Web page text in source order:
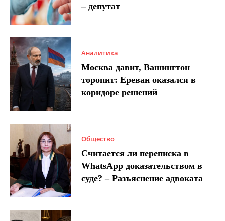
– депутат
Аналитика
Москва давит, Вашингтон
торопит: Ереван оказался в
коридоре решений
Общество
Считается ли переписка в
WhatsApp доказательством в
суде? – Разъяснение адвоката